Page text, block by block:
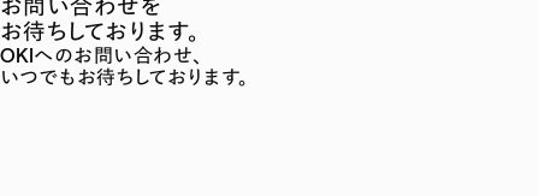
お問い合わせを
お待ちしております。
OKIへのお問い合わせ、
いつでもお待ちしております。